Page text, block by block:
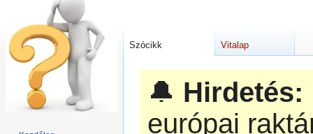
🔔 Hirdetés:
európai
Szócikk Vitalap